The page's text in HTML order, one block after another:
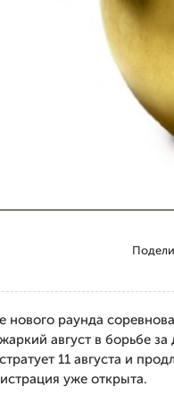
нового раунда
август в борьбе
11 августа и
уже открыта.